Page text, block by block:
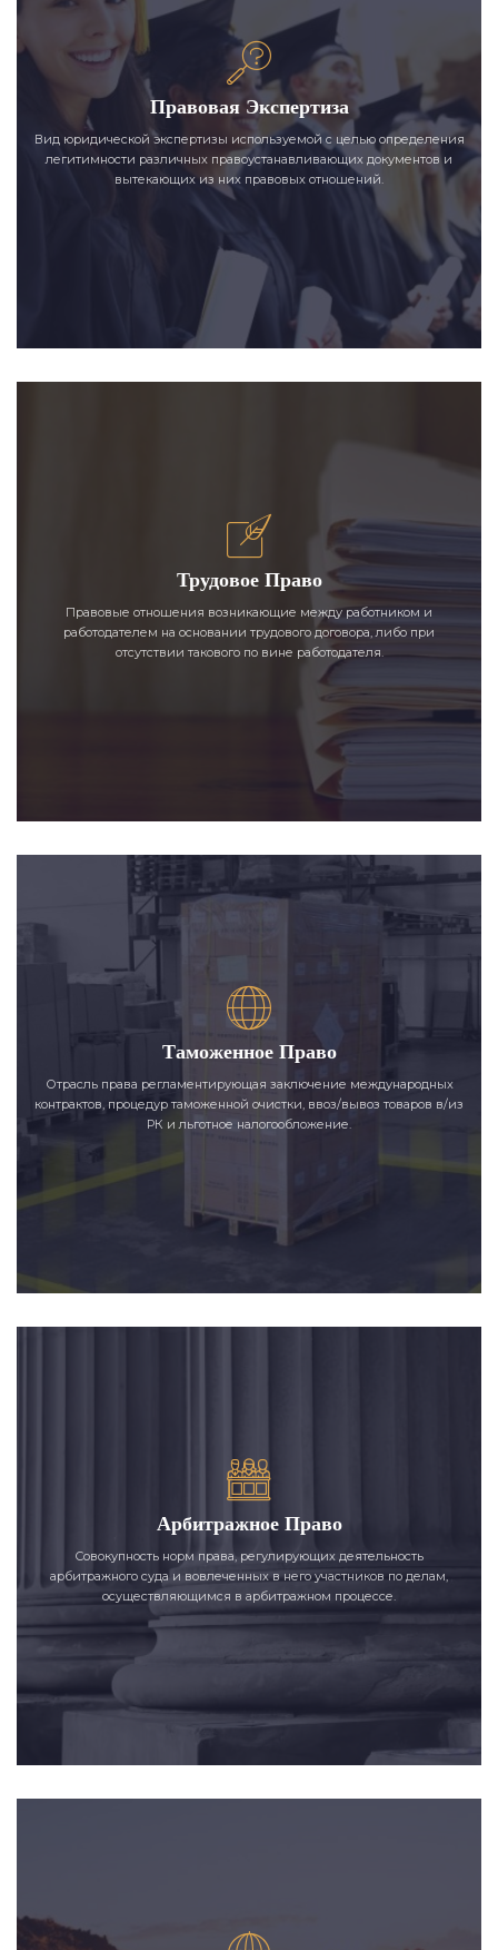
Правовая Экспертиза
Вид юридической экспертизы используемой с целью определения
легитимности различных правоустанавливающих документов и
вытекающих из них правовых отношений.
Трудовое Право
Правовые отношения возникающие между работником и
работодателем на основании трудового договора, либо при
отсутствии такового по вине работодателя.
Таможенное Право
Отрасль права регламентирующая заключение международных
контрактов, процедур таможенной очистки, ввоз/вывоз товаров в/из
РК и льготное налогообложение.
Арбитражное Право
Совокупность норм права, регулирующих деятельность
арбитражного суда и вовлеченных в него участников по делам,
осуществляющимся в арбитражном процессе.